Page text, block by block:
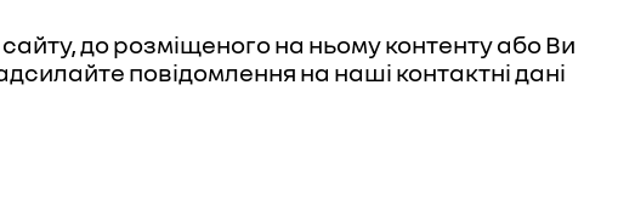
до розміщеного на ньому контенту або Ви
повідомлення на наші контактні дані